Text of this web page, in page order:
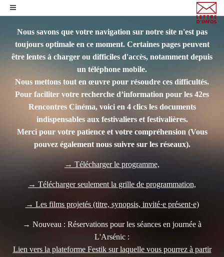
Nous savons que votre navigation sur notre site n'est pas
toujours optimale en ce moment. Certaines pages peuvent
être lentes à charger ou difficiles d'accès, notamment depuis
un téléphone mobile.
Nous mettons tout en œuvre pour résoudre ces difficultés.
Pour faciliter votre recherche d’information pour les 42es
Rencontres Cinéma, voici en 4 clics les documents
indispensables aux festivaliers et festivalières.
Merci pour votre patience et votre compréhension (Vous
pouvez également nous suivre sur les réseaux).
→ Télécharger le programme,
→ Télécharger seulement la grille de programmation,
→ Les films projetés (titre, synopsis, invité·e présent·e)
→ Nouveau : Réservations pour les séances en journée à
L'Arsénic :
Lien vers la plateforme Festik sur laquelle vous pourrez à partir